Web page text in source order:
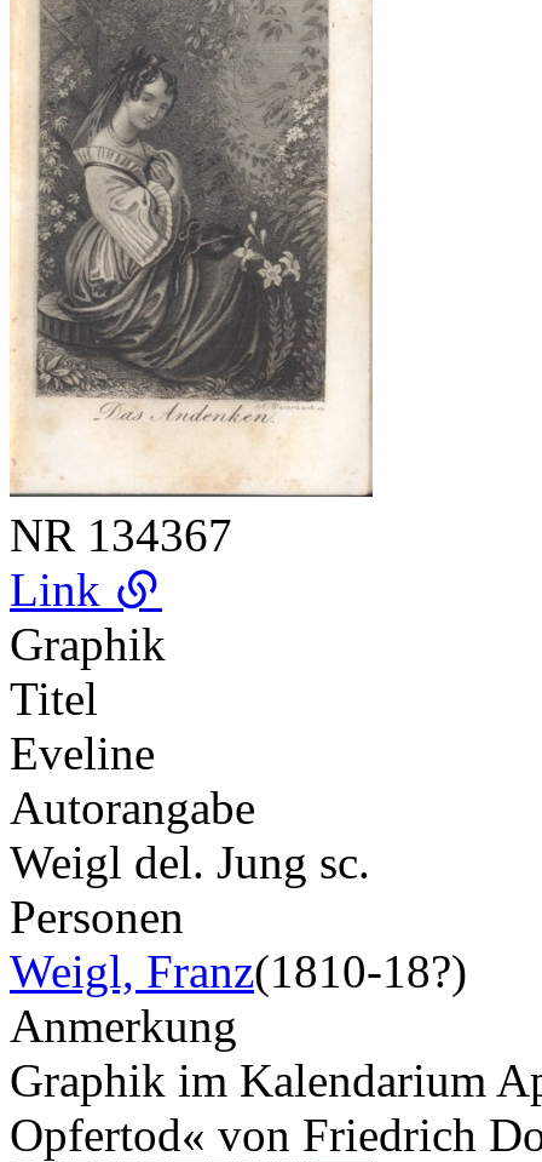
NR 134367
Link
Graphik
Titel
Eveline
Autorangabe
Weigl del. Jung sc.
Personen
Weigl, Franz(1810-18?)
Anmerkung
Graphik im Kalendarium
Opfertod« von Friedrich